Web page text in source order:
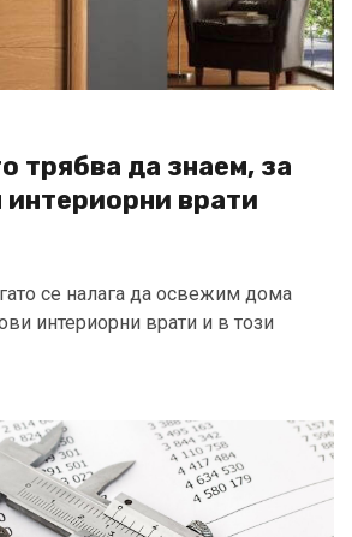
трябва да знаем, за
интериорни врати
се налага да освежим дома
интериорни врати и в този